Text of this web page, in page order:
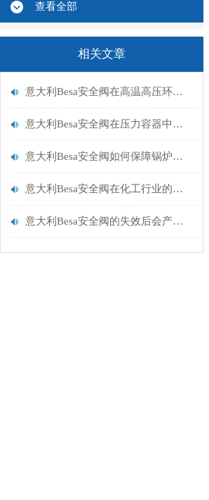
查看全部
相关文章
意大利Besa安全阀在高温高压环境下的性能表现
意大利Besa安全阀在压力容器中的 “保命” 作用
意大利Besa安全阀如何保障锅炉系统的安全运行？
意大利Besa安全阀在化工行业的关键应用与解决方案
意大利Besa安全阀的失效后会产生什么后果？